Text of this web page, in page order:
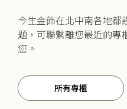
今生金飾在北中南各地都
題，可聯繫離您最近的專
您。
所有專櫃